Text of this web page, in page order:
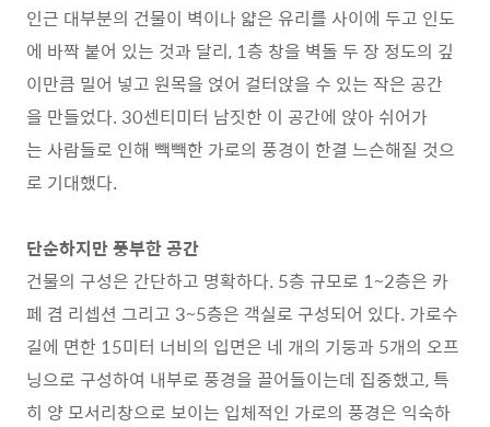
인근 대부분의 건물이 벽이나 얇은 유리를 사이에 두고 인도
에 바짝 붙어 있는 것과 달리, 1층 창을 벽돌 두 장 정도의 깊
이만큼 밀어 넣고 원목을 얹어 걸터앉을 수 있는 작은 공간
을 만들었다. 30센티미터 남짓한 이 공간에 앉아 쉬어가
는 사람들로 인해 빽빽한 가로의 풍경이 한결 느슨해질 것으
로 기대했다.
단순하지만 풍부한 공간
건물의 구성은 간단하고 명확하다. 5층 규모로 1~2층은 카
페 겸 리셉션 그리고 3~5층은 객실로 구성되어 있다. 가로수
길에 면한 15미터 너비의 입면은 네 개의 기둥과 5개의 오프
닝으로 구성하여 내부로 풍경을 끌어들이는데 집중했고, 특
히 양 모서리창으로 보이는 입체적인 가로의 풍경은 익숙하